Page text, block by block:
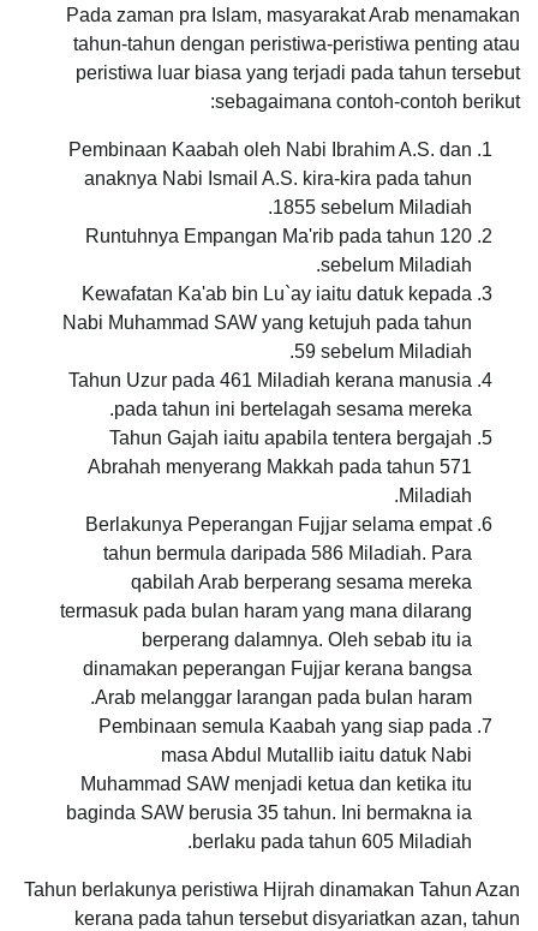
Pada zaman pra Islam, masyarakat Arab menamakan
tahun-tahun dengan peristiwa-peristiwa penting atau
peristiwa luar biasa yang terjadi pada tahun tersebut
sebagaimana contoh-contoh berikut:
Pembinaan Kaabah oleh Nabi Ibrahim A.S. dan
anaknya Nabi Ismail A.S. kira-kira pada tahun
1855 sebelum Miladiah.
Runtuhnya Empangan Ma'rib pada tahun 120
sebelum Miladiah.
Kewafatan Ka'ab bin Lu`ay iaitu datuk kepada
Nabi Muhammad SAW yang ketujuh pada tahun
59 sebelum Miladiah.
Tahun Uzur pada 461 Miladiah kerana manusia
pada tahun ini bertelagah sesama mereka.
Tahun Gajah iaitu apabila tentera bergajah
Abrahah menyerang Makkah pada tahun 571
Miladiah.
Berlakunya Peperangan Fujjar selama empat
tahun bermula daripada 586 Miladiah. Para
qabilah Arab berperang sesama mereka
termasuk pada bulan haram yang mana dilarang
berperang dalamnya. Oleh sebab itu ia
dinamakan peperangan Fujjar kerana bangsa
Arab melanggar larangan pada bulan haram.
Pembinaan semula Kaabah yang siap pada
masa Abdul Mutallib iaitu datuk Nabi
Muhammad SAW menjadi ketua dan ketika itu
baginda SAW berusia 35 tahun. Ini bermakna ia
berlaku pada tahun 605 Miladiah.
Tahun berlakunya peristiwa Hijrah dinamakan Tahun Azan
kerana pada tahun tersebut disyariatkan azan, tahun